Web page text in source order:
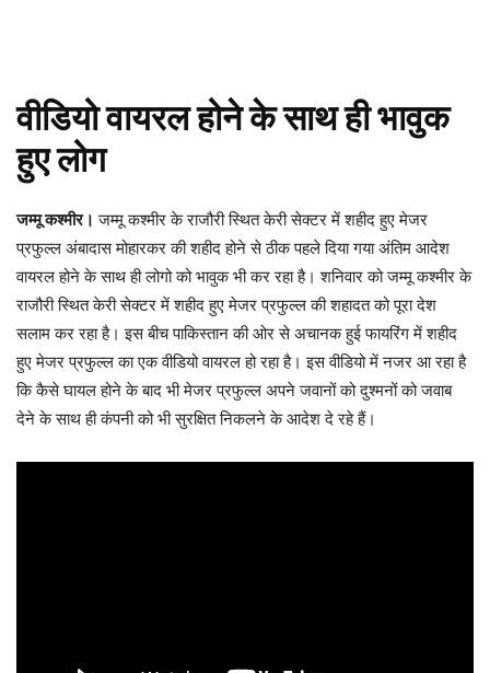
वीडियो वायरल होने के साथ ही भावुक
हुए लोग
जम्मू कश्मीर। जम्मू कश्मीर के राजौरी स्थित केरी सेक्टर में शहीद हुए मेजर
प्रफुल्ल अंबादास मोहारकर की शहीद होने से ठीक पहले दिया गया अंतिम आदेश
वायरल होने के साथ ही लोगो को भावुक भी कर रहा है। शनिवार को जम्मू कश्मीर के
राजौरी स्थित केरी सेक्टर में शहीद हुए मेजर प्रफुल्ल की शहादत को पूरा देश
सलाम कर रहा है। इस बीच पाकिस्तान की ओर से अचानक हुई फायरिंग में शहीद
हुए मेजर प्रफुल्ल का एक वीडियो वायरल हो रहा है। इस वीडियो में नजर आ रहा है
कि कैसे घायल होने के बाद भी मेजर प्रफुल्ल अपने जवानों को दुश्मनों को जवाब
देने के साथ ही कंपनी को भी सुरक्षित निकलने के आदेश दे रहे हैं।